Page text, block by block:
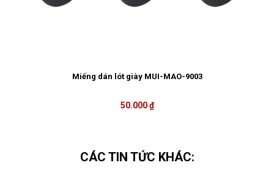
Miếng dán lót giày MUI-MAO-9003
50.000 ₫
CÁC TIN TỨC KHÁC: